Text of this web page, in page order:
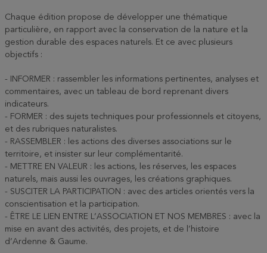
Chaque édition propose de développer une thématique
particulière, en rapport avec la conservation de la nature et la
gestion durable des espaces naturels. Et ce avec plusieurs
objectifs :
- INFORMER : rassembler les informations pertinentes, analyses et
commentaires, avec un tableau de bord reprenant divers
indicateurs.
- FORMER : des sujets techniques pour professionnels et citoyens,
et des rubriques naturalistes.
- RASSEMBLER : les actions des diverses associations sur le
territoire, et insister sur leur complémentarité.
- METTRE EN VALEUR : les actions, les réserves, les espaces
naturels, mais aussi les ouvrages, les créations graphiques.
- SUSCITER LA PARTICIPATION : avec des articles orientés vers la
conscientisation et la participation.
- ÊTRE LE LIEN ENTRE L’ASSOCIATION ET NOS MEMBRES : avec la
mise en avant des activités, des projets, et de l’histoire
d’Ardenne & Gaume.